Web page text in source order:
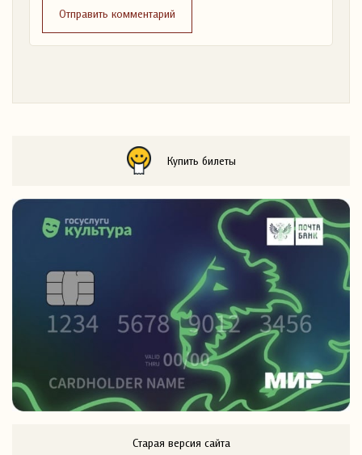
Отправить комментарий
Купить билеты
Старая версия сайта